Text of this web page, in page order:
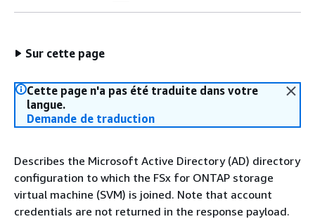
Sur cette page
Cette page n'a pas été traduite dans votre
langue.
Demande de traduction
Describes the Microsoft Active Directory (AD) directory
configuration to which the FSx for ONTAP storage
virtual machine (SVM) is joined. Note that account
credentials are not returned in the response payload.